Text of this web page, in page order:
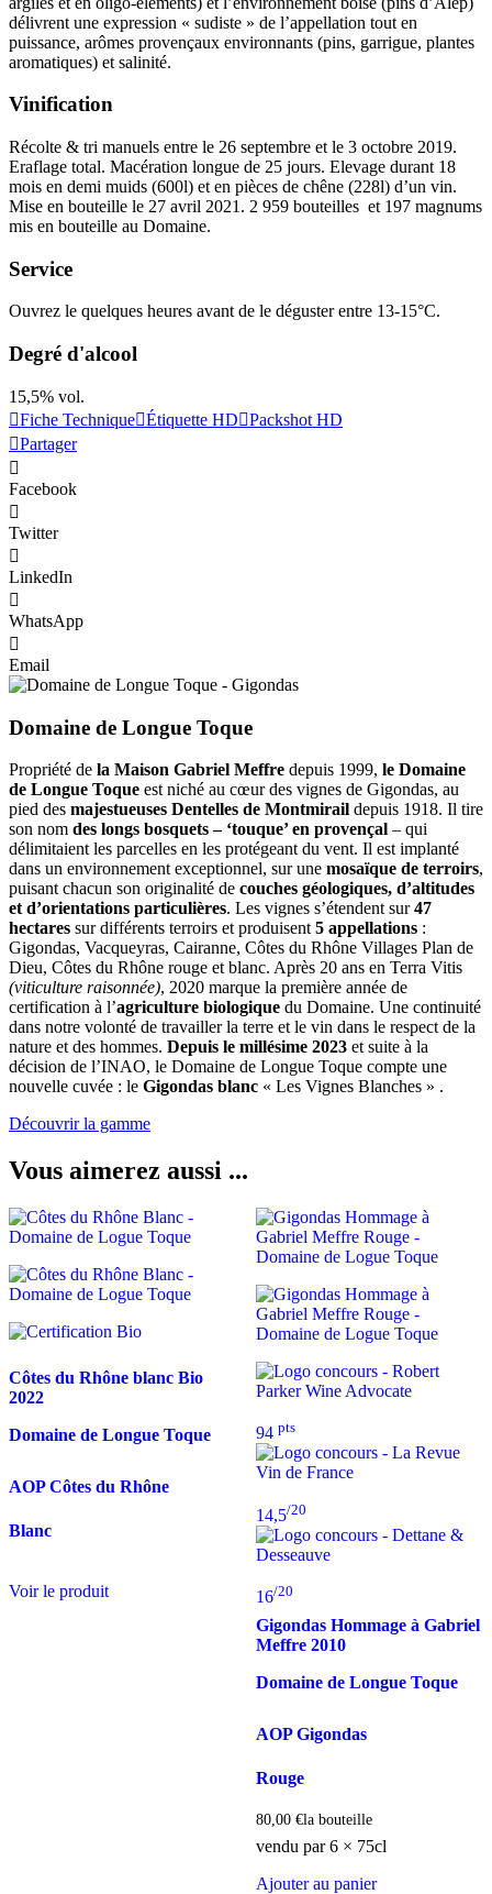
délivrent une expression « sudiste » de l’appellation tout en
puissance, arômes provençaux environnants (pins, garrigue, plantes
aromatiques) et salinité.
Vinification
Récolte & tri manuels entre le 26 septembre et le 3 octobre 2019.
Eraflage total. Macération longue de 25 jours. Elevage durant 18
mois en demi muids (600l) et en pièces de chêne (228l) d’un vin.
Mise en bouteille le 27 avril 2021. 2 959 bouteilles et 197 magnums
mis en bouteille au Domaine.
Service
Ouvrez le quelques heures avant de le déguster entre 13-15°C.
Degré d'alcool
15,5% vol.
Fiche Technique Étiquette HD
Packshot HD
Partager
Facebook
Twitter
LinkedIn
WhatsApp
Email
Domaine de Longue Toque
Propriété de la Maison Gabriel Meffre depuis 1999, le Domaine
de Longue Toque est niché au cœur des vignes de Gigondas, au
pied des majestueuses Dentelles de Montmirail depuis 1918. Il tire
son nom des longs bosquets – ‘touque’ en provençal – qui
délimitaient les parcelles en les protégeant du vent. Il est implanté
dans un environnement exceptionnel, sur une mosaïque de terroirs,
puisant chacun son originalité de couches géologiques, d’altitudes
et d’orientations particulières. Les vignes s’étendent sur47
hectares sur différents terroirs et produisent 5 appellations :
Gigondas, Vacqueyras, Cairanne, Côtes du Rhône Villages Plan de
Dieu, Côtes du Rhône rouge et blanc. Après 20 ans en Terra Vitis
(viticulture raisonnée), 2020 marque la première année de
certification à l’agriculture biologique du Domaine. Une continuité
dans notre volonté de travailler la terre et le vin dans le respect de la
nature et des hommes. Depuis le millésime 2023 et suite à la
décision de l’INAO, le Domaine de Longue Toque compte une
nouvelle cuvée : le Gigondas blanc « Les Vignes Blanches » .
Découvrir la gamme
Vous aimerez aussi ...
Côtes du Rhône blanc Bio
2022
Domaine de Longue Toque
AOP Côtes du Rhône
Blanc
Voir le produit
94 pts
14,5/20
16/20
Gigondas Hommage à Gabriel
Meffre 2010
Domaine de Longue Toque
AOP Gigondas
Rouge
80,00 €la bouteille
vendu par 6 × 75cl
Ajouter au panier